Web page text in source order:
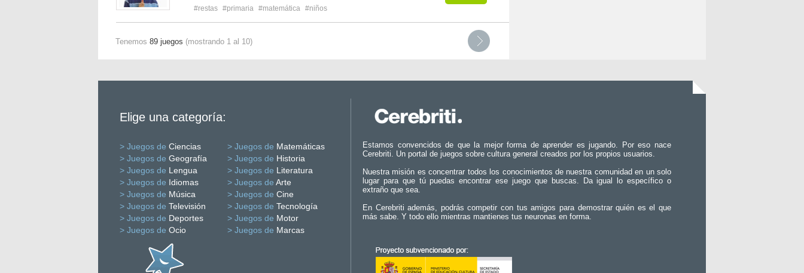
#restas #primaria #matemática #niños
Tenemos 89 juegos (mostrando 1 al 10)
Elige una categoría:
> Juegos de Ciencias > Juegos de Matemáticas
> Juegos de Geografía > Juegos de Historia
> Juegos de Lengua > Juegos de Literatura
> Juegos de Idiomas > Juegos de Arte
> Juegos de Música > Juegos de Cine
> Juegos de Televisión > Juegos de Tecnología
> Juegos de Deportes > Juegos de Motor
> Juegos de Ocio > Juegos de Marcas
Estamos convencidos de que la mejor forma de aprender es jugando. Por eso nace
Cerebriti. Un portal de juegos sobre cultura general creados por los propios usuarios.
Nuestra misión es concentrar todos los conocimientos de nuestra comunidad en un solo
lugar para que tú puedas encontrar ese juego que buscas. Da igual lo específico o
extraño que sea.
En Cerebriti además, podrás competir con tus amigos para demostrar quién es el que
más sabe. Y todo ello mientras mantienes tus neuronas en forma.